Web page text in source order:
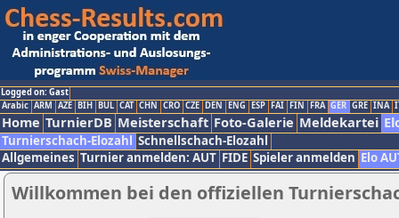
Logged on: Gast
Arabic ARM AZE BIH BUL CAT CHN CRO CZE DEN ENG ESP FAI FIN FRA GER GRE INA
Home TurnierDB Meisterschaft Foto-Galerie Meldekartei
Turnierschach-Elozahl Schnellschach-Elozahl
Allgemeines Turnier anmelden: AUT FIDE Spieler anmelden Elo
Willkommen bei den offiziellen